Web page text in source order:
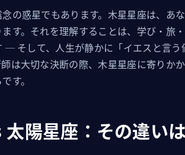
の惑星でもあります。木星星座は、あ
す。それを理解することは、学び・旅
─ そして、人生が静かに「イエスと言
は大切な決断の際、木星星座に寄りか
す。
陽星座：その違い